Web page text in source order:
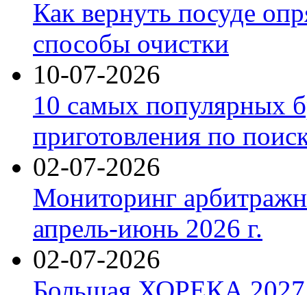
Как вернуть посуде
способы очистки
10-07-2026
10 самых популярных
приготовления по
02-07-2026
Мониторинг
апрель-июнь 2026 г.
02-07-2026